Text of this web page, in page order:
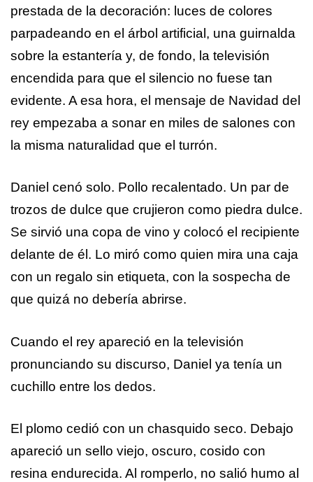
prestada de la decoración: luces de colores
parpadeando en el árbol artificial, una guirnalda
sobre la estantería y, de fondo, la televisión
encendida para que el silencio no fuese tan
evidente. A esa hora, el mensaje de Navidad del
rey empezaba a sonar en miles de salones con
la misma naturalidad que el turrón.
Daniel cenó solo. Pollo recalentado. Un par de
trozos de dulce que crujieron como piedra dulce.
Se sirvió una copa de vino y colocó el recipiente
delante de él. Lo miró como quien mira una caja
con un regalo sin etiqueta, con la sospecha de
que quizá no debería abrirse.
Cuando el rey apareció en la televisión
pronunciando su discurso, Daniel ya tenía un
cuchillo entre los dedos.
El plomo cedió con un chasquido seco. Debajo
apareció un sello viejo, oscuro, cosido con
resina endurecida. Al romperlo, no salió humo al